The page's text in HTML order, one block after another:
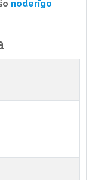
noderīgo